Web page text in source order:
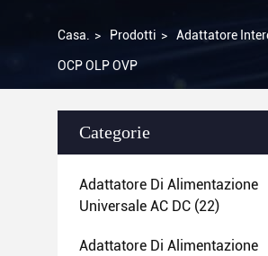
Casa. > Prodotti > Adattatore
OCP OLP OVP
Categorie
Adattatore Di Alimentazione
Universale AC DC (22)
Adattatore Di Alimentazione